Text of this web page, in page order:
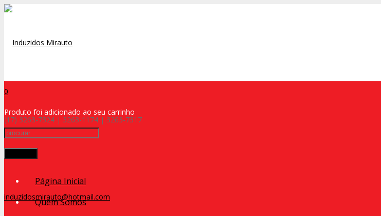
(17) 3263-7324 | 3263-1174 | 3263-7317
induzidosmirauto@hotmail.com
0
Produto foi adicionado ao seu carrinho
Página Inicial
Quem Somos